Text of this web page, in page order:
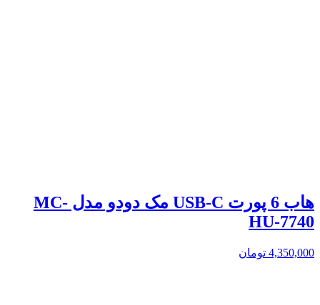
هاب 6 پورت USB-C مک دودو مدل MC-
HU-7740
4,350,000 تومان